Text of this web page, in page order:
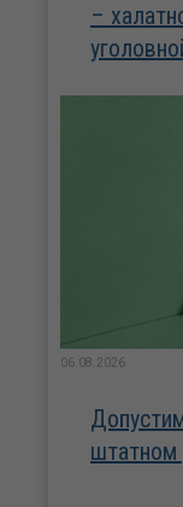
–
06.08.2026
штатном